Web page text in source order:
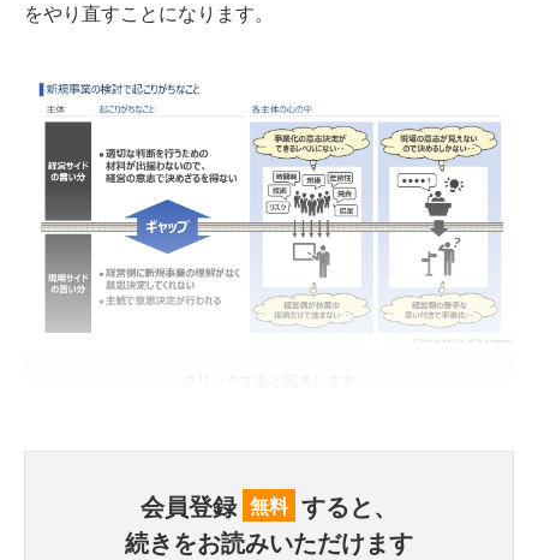
をやり直すことになります。
会員登録 無料 すると、
続きをお読みいただけます